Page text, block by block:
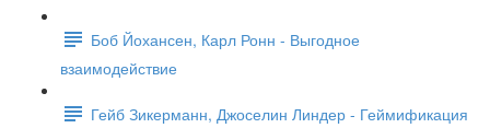
Боб Йохансен, Карл Ронн - Выгодное
взаимодействие
Гейб Зикерманн, Джоселин Линдер - Геймификация